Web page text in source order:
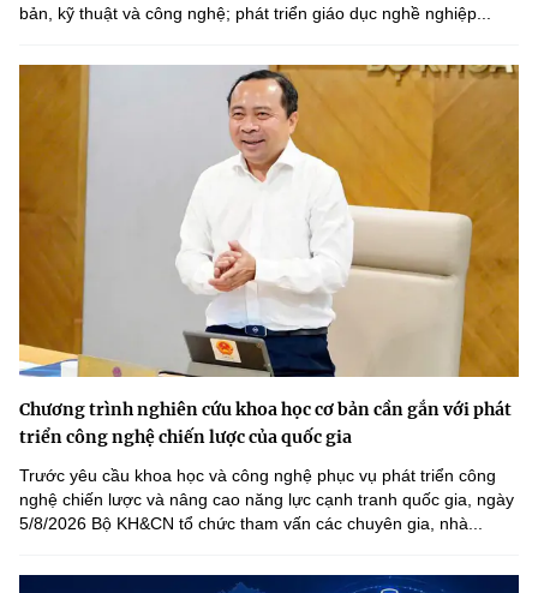
bản, kỹ thuật và công nghệ; phát triển giáo dục nghề nghiệp...
Chương trình nghiên cứu khoa học cơ bản cần gắn với phát
triển công nghệ chiến lược của quốc gia
Trước yêu cầu khoa học và công nghệ phục vụ phát triển công
nghệ chiến lược và nâng cao năng lực cạnh tranh quốc gia, ngày
5/8/2026 Bộ KH&CN tổ chức tham vấn các chuyên gia, nhà...